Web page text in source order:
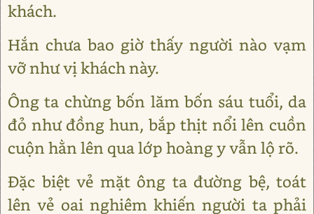
khách.
Hắn chưa bao giờ thấy người nào vạm
vỡ như vị khách này.
Ông ta chừng bốn lăm bốn sáu tuổi, da
đỏ như đồng hun, bắp thịt nổi lên cuồn
cuộn hằn lên qua lớp hoàng y vẫn lộ rõ.
Đặc biệt vẻ mặt ông ta đường bệ, toát
lên vẻ oai nghiêm khiến người ta phải